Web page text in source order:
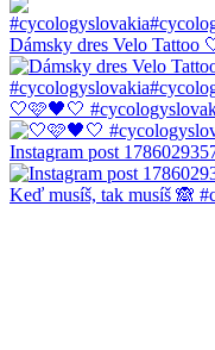
Dámsky dres Velo Tattoo
🤍🩷🖤🤍
Instagram post
Keď musíš, tak musíš 🙈